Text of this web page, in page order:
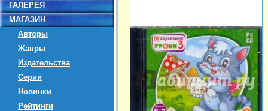
ГАЛЕРЕЯ
МАГАЗИН
Авторы
Жанры
Издательства
Серии
Новинки
Рейтинги